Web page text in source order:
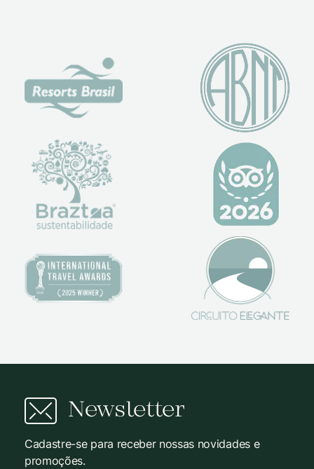
Newsletter
Cadastre-se para receber nossas novidades e
promoções.